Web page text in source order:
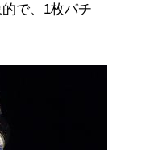
で、1枚パチ